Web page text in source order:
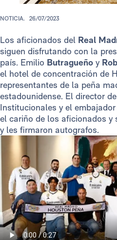
NOTICIA. 26/07/2023
Los aficionados del Real
siguen disfrutando con la
país. Emilio Butragueño y
el hotel de concentración de
representantes de la peña
estadounidense. El director
Institucionales y el
el cariño de los aficionados y
y les firmaron autografos.